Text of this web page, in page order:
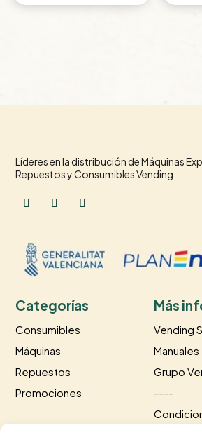
Líderes en la distribución de Máquinas
Repuestos y Consumibles Vending
Categorías
Consumibles
Máquinas
Repuestos
Promociones
Más
Vending
Manuales
Grupo
----